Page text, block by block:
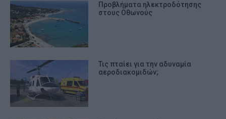
Προβλήματα ηλεκτροδότησης
στους Οθωνούς
Τις πταίει για την αδυναμία
αεροδιακομιδών;